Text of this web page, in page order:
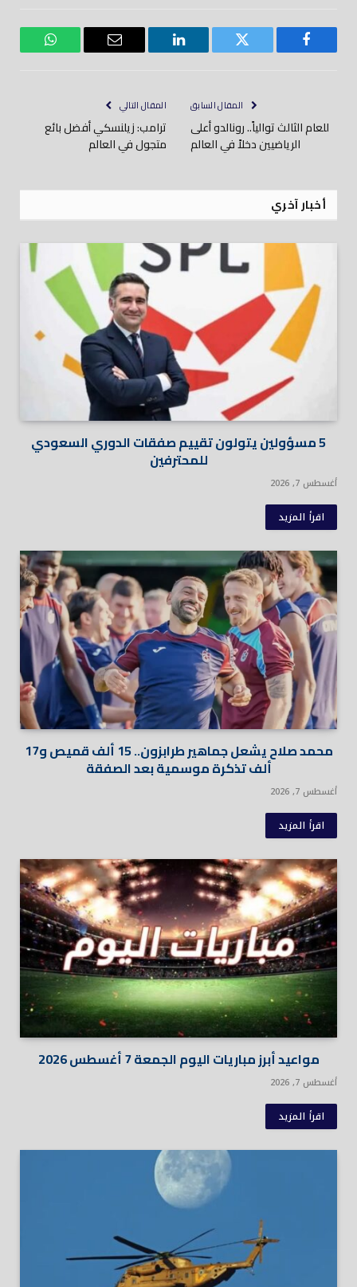
فيسبوك تويتر لينكدود
بريد
واتساب
المقال السابق
للعام الثالث توالياً.. رونالدو أعلى
الرياضيين دخلاً في العالم
المقال التالي
ترامب: زيلنسكي أفضل بائع
متجول في العالم
أخبار آخري
5 مسؤولين يتولون تقييم صفقات الدوري السعودي
للمحترفين
أغسطس 7, 2026
اقرأ المزيد
محمد صلاح يشعل جماهير طرابزون.. 15 ألف قميص و17
ألف تذكرة موسمية بعد الصفقة
أغسطس 7, 2026
اقرأ المزيد
مواعيد أبرز مباريات اليوم الجمعة 7 أغسطس 2026
أغسطس 7, 2026
اقرأ المزيد